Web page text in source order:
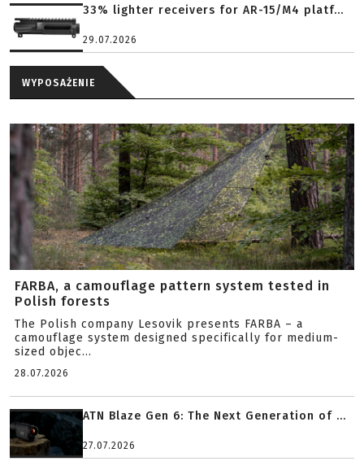
33% lighter receivers for AR-15/M4 platf...
29.07.2026
WYPOSAŻENIE
FARBA, a camouflage pattern system tested in
Polish forests
The Polish company Lesovik presents FARBA – a
camouflage system designed specifically for medium-
sized objec...
28.07.2026
ATN Blaze Gen 6: The Next Generation of ...
27.07.2026